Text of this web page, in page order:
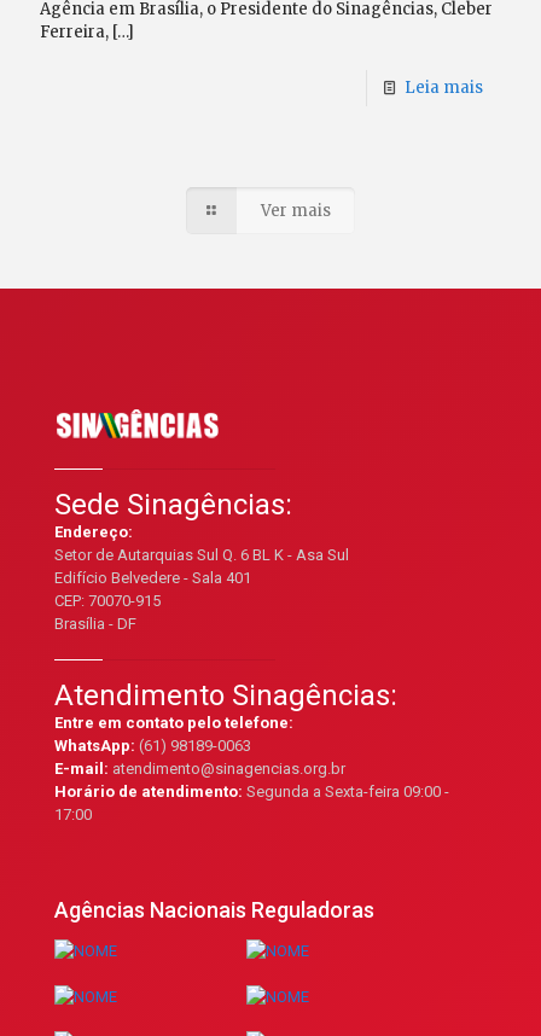
Agência em Brasília, o Presidente do Sinagências, Cleber
Ferreira, […]
Leia mais
Ver mais
Sede Sinagências:
Endereço:
Setor de Autarquias Sul Q. 6 BL K - Asa Sul
Edifício Belvedere - Sala 401
CEP: 70070-915
Brasília - DF
Atendimento Sinagências:
Entre em contato pelo telefone:
WhatsApp: (61) 98189-0063
E-mail: atendimento@sinagencias.org.br
Horário de atendimento: Segunda a Sexta-feira 09:00 -
17:00
Agências Nacionais Reguladoras